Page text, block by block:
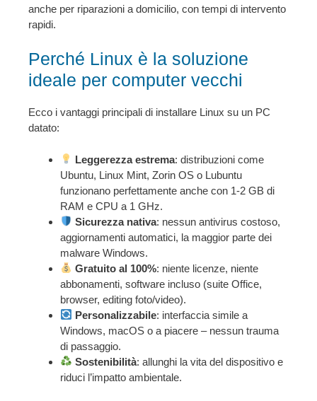
anche per riparazioni a domicilio, con tempi di intervento
rapidi.
Perché Linux è la soluzione
ideale per computer vecchi
Ecco i vantaggi principali di installare Linux su un PC
datato:
Leggerezza estrema: distribuzioni come
Ubuntu, Linux Mint, Zorin OS o Lubuntu
funzionano perfettamente anche con 1-2 GB di
RAM e CPU a 1 GHz.
Sicurezza nativa: nessun antivirus costoso,
aggiornamenti automatici, la maggior parte dei
malware Windows.
Gratuito al 100%: niente licenze, niente
abbonamenti, software incluso (suite Office,
browser, editing foto/video).
Personalizzabile: interfaccia simile a
Windows, macOS o a piacere – nessun trauma
di passaggio.
Sostenibilità: allunghi la vita del dispositivo e
riduci l’impatto ambientale.